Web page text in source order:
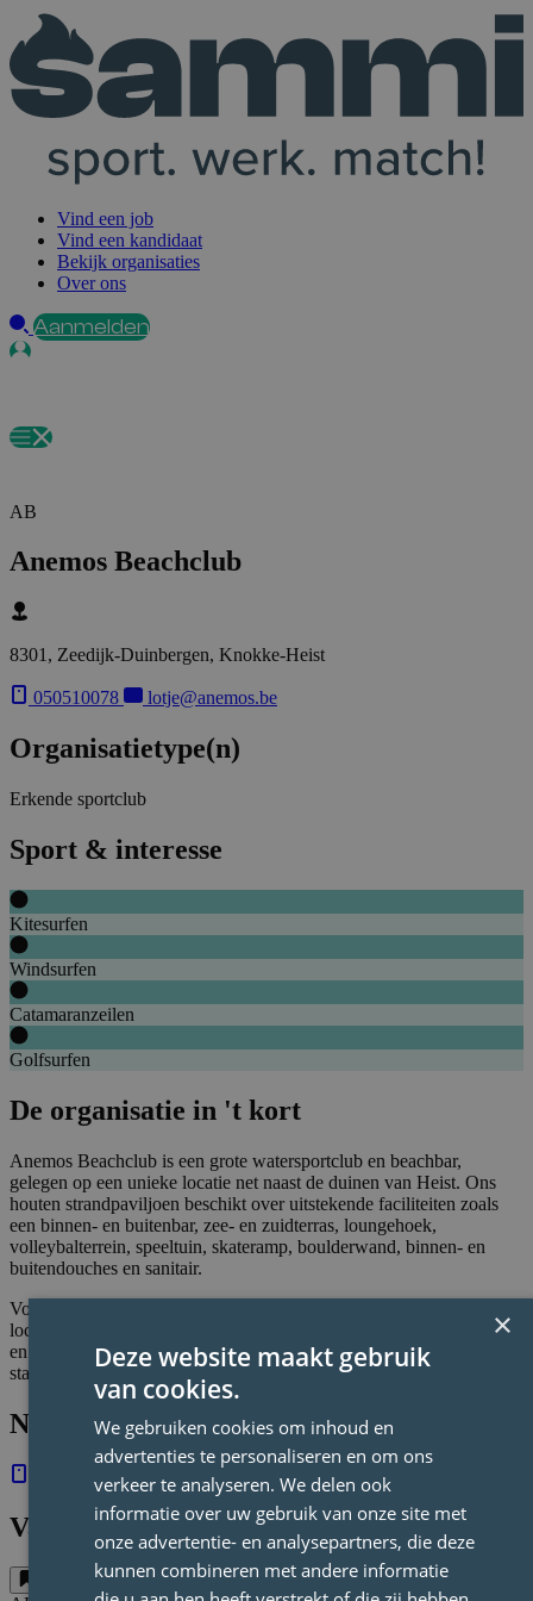
Vind een job
Vind een kandidaat
Bekijk organisaties
Over ons
Aanmelden
AB
Anemos Beachclub
8301, Zeedijk-Duinbergen, Knokke-Heist
050510078 lotje@anemos.be
Organisatietype(n)
Erkende sportclub
Sport & interesse
Kitesurfen
Windsurfen
Catamaranzeilen
Golfsurfen
De organisatie in 't kort
Anemos Beachclub is een grote watersportclub en beachbar,
gelegen op een unieke locatie net naast de duinen van Heist. Ons
houten strandpaviljoen beschikt over uitstekende faciliteiten zoals
een binnen- en buitenbar, zee- en zuidterras, loungehoek,
volleybalterrein, speeltuin, skateramp, boulderwand, binnen- en
buitendouches en sanitair.
Voor ons uitgebreide botenpark hebben we een aparte loods met
lockers voor surf- en kitemateriaal. Anemos biedt een dynamische
en sportieve werkomgeving waar gastvrijheid en beleving centraal
staan.
Neem contact op
lotje@anemos.be
Vacatures van deze organisatie:
×
Deze website maakt gebruik
van cookies.
We gebruiken cookies om inhoud en
advertenties te personaliseren en om ons
verkeer te analyseren. We delen ook
informatie over uw gebruik van onze site met
onze advertentie- en analysepartners, die deze
kunnen combineren met andere informatie